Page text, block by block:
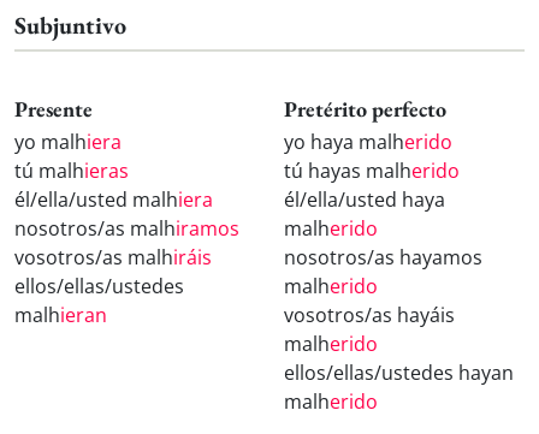
Subjuntivo
Presente
yo malhiera
tú malhieras
él/ella/usted malhiera
nosotros/as malhiramos
vosotros/as malhiráis
ellos/ellas/ustedes
malhieran
Pretérito perfecto
yo haya malherido
tú hayas malherido
él/ella/usted haya
malherido
nosotros/as hayamos
malherido
vosotros/as hayáis
malherido
ellos/ellas/ustedes hayan
malherido